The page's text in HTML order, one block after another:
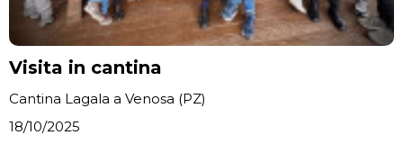
Visita in cantina
Cantina Lagala a Venosa (PZ)
18/10/2025